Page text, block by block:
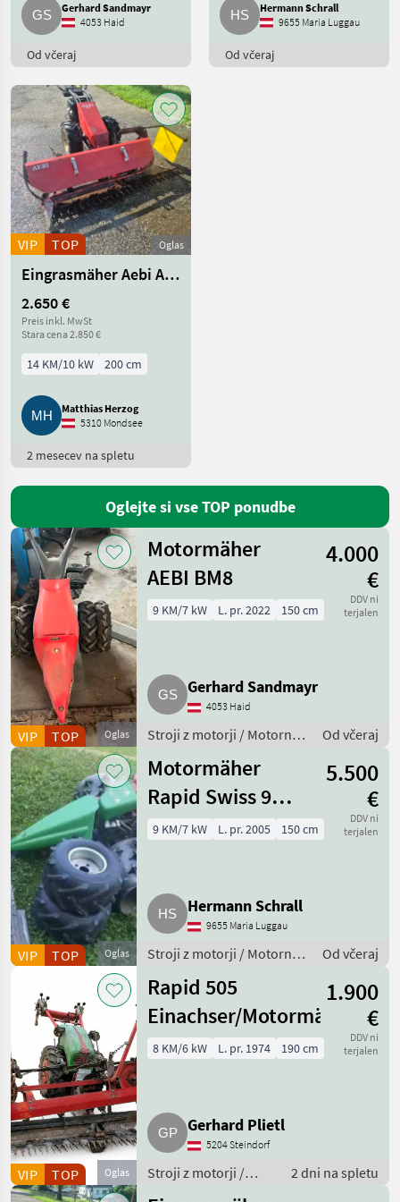
Reform
80
Aebi
44
Brielmaier
17
Köppl
17
Bucher
Prikaži
vse
(25)
Marketplace
Gerhard Sandmayr
4053 Haid
Od včeraj
Hermann Schrall
9655 Maria Luggau
Od včeraj
Oglas
VIP TOP
Eingrasmäher Aebi AM41
2.650 €
Preis inkl. MwSt
Stara cena 2.850 €
14 KM/10 kW 200 cm
Matthias Herzog
5310 Mondsee
2 mesecev na spletu
Oglejte si vse TOP ponudbe
Oglas
VIP TOP
Motormäher
AEBI BM8
4.000
€
DDV ni
terjalen
9 KM/7 kW L. pr. 2022 150 cm
Gerhard Sandmayr
4053 Haid
Stroji z motorji / Motorna
Od včeraj
Oglas
VIP TOP
Motormäher
Rapid Swiss 9
PS, Robin EX 27
5.500
€
DDV ni
terjalen
9 KM/7 kW L. pr. 2005 150 cm
Hermann Schrall
9655 Maria Luggau
Stroji z motorji / Motorna
Od včeraj
Oglas
VIP TOP
Rapid 505
Einachser/Motormäher
1.900
€
DDV ni
terjalen
8 KM/6 kW L. pr. 1974 190 cm
Gerhard Plietl
5204 Steindorf
Stroji z motorji /
2 dni na spletu